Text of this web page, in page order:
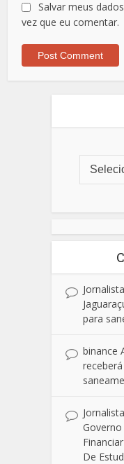
Salvar meus
vez que eu comentar.
para
binance
Governo
De